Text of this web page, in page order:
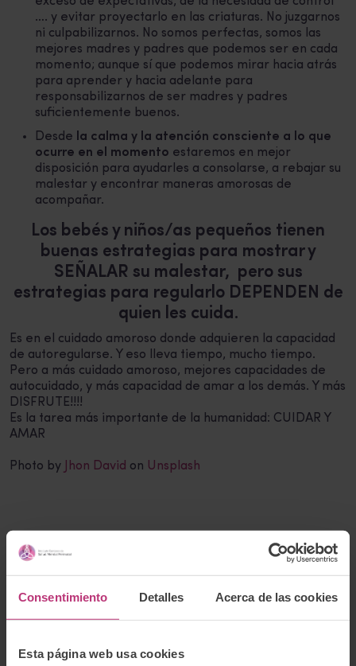
Consentimiento Detalles Acerca de las cookies
Esta página web usa cookies
…. y evitar proyectarlo en las criaturas. No juzgarnos
ni culpabilizarnos. No somos perfectas, somos las
mejores madres y padres que podemos ser en cada
momento; aunque sí que podemos mirar hacia atrás
para aprender y hacia adelante para
responsabilizarnos de ser madres y padres
suficientemente buenos.
Desde
la calma y la atención consciente a lo que
ocurre en el momento estaremos en mejor
disposición para ayudarles a consolarse, a rebajar su
malestar y encontrar maneras amorosas de
acompañar.
Los bebés y niños/as pequeños tienen
buenas estrategias para mostrar y
SEÑALAR su malestar, pero sus
estrategias para regularlo DEPENDEN de
quien les cuida.
Es en el cuidado amoroso donde adquieren la capacidad
de autoregularse. Y eso lleva tiempo, mucho tiempo.
Pero a más cuidado amoroso, mejores capacidades de
autocuidado, y más capacidad de amar a los demás. Y más
DISFRUTE!!!!
Es la tarea más importante de la humanidad: CUIDAR Y
AMAR
Photo by Jhon David on Unsplash
Etiquetas:
Buscador: